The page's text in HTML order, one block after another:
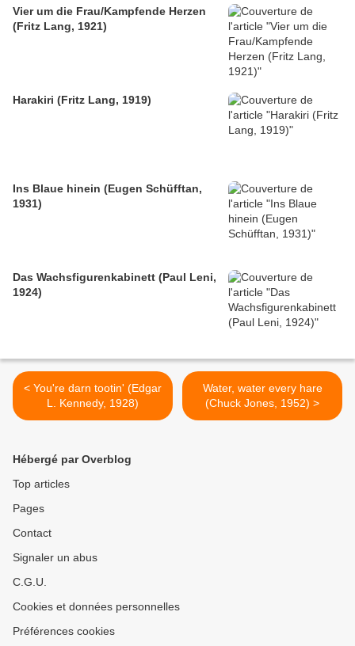
Vier um die Frau/Kampfende Herzen
(Fritz Lang, 1921)
Harakiri (Fritz Lang, 1919)
Ins Blaue hinein (Eugen Schüfftan,
1931)
Das Wachsfigurenkabinett (Paul Leni,
1924)
< You're darn tootin' (Edgar
L. Kennedy, 1928)
Water, water every hare
(Chuck Jones, 1952) >
Hébergé par Overblog
Top articles
Pages
Contact
Signaler un abus
C.G.U.
Cookies et données personnelles
Préférences cookies